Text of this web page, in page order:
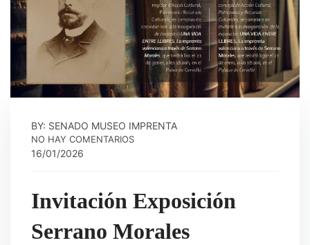
BY: SENADO MUSEO IMPRENTA
NO HAY COMENTARIOS
16/01/2026
Invitación Exposición
Serrano Morales